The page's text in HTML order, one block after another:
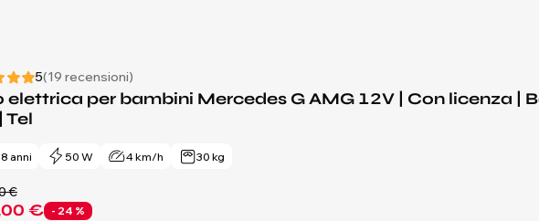
5(19 recensioni)
elettrica per bambini Mercedes G AMG 12V | Con licenza |
Tel
8 anni 50 W 4 km/h 30 kg
€ - 24 %
€